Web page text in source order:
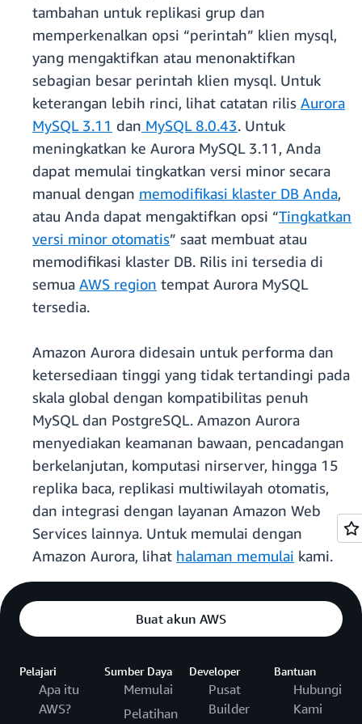
tambahan untuk replikasi grup dan
memperkenalkan opsi “perintah” klien mysql,
yang mengaktifkan atau menonaktifkan
sebagian besar perintah klien mysql. Untuk
keterangan lebih rinci, lihat catatan rilis Aurora
MySQL 3.11 dan MySQL 8.0.43. Untuk
meningkatkan ke Aurora MySQL 3.11, Anda
dapat memulai tingkatkan versi minor secara
manual dengan memodifikasi klaster DB Anda,
atau Anda dapat mengaktifkan opsi “Tingkatkan
versi minor otomatis” saat membuat atau
memodifikasi klaster DB. Rilis ini tersedia di
semua AWS region tempat Aurora MySQL
tersedia.
Amazon Aurora didesain untuk performa dan
ketersediaan tinggi yang tidak tertandingi pada
skala global dengan kompatibilitas penuh
MySQL dan PostgreSQL. Amazon Aurora
menyediakan keamanan bawaan, pencadangan
berkelanjutan, komputasi nirserver, hingga 15
replika baca, replikasi multiwilayah otomatis,
dan integrasi dengan layanan Amazon Web
Services lainnya. Untuk memulai dengan
Amazon Aurora, lihat halaman memulai kami.
Buat akun AWS
Pelajari
Apa itu
AWS?
Sumber Daya
Memulai
Pelatihan
Developer
Pusat
Builder
Bantuan
Hubungi
Kami